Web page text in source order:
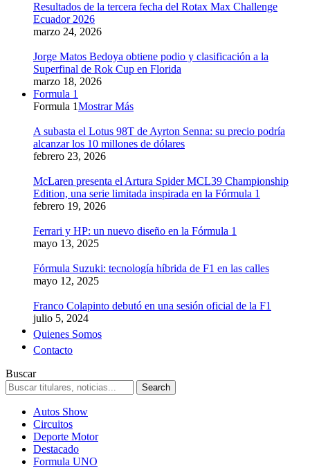
Resultados de la tercera fecha del Rotax Max Challenge
Ecuador 2026
marzo 24, 2026
Jorge Matos Bedoya obtiene podio y clasificación a la
Superfinal de Rok Cup en Florida
marzo 18, 2026
Formula 1
Formula 1Mostrar Más
A subasta el Lotus 98T de Ayrton Senna: su precio podría
alcanzar los 10 millones de dólares
febrero 23, 2026
McLaren presenta el Artura Spider MCL39 Championship
Edition, una serie limitada inspirada en la Fórmula 1
febrero 19, 2026
Ferrari y HP: un nuevo diseño en la Fórmula 1
mayo 13, 2025
Fórmula Suzuki: tecnología híbrida de F1 en las calles
mayo 12, 2025
Franco Colapinto debutó en una sesión oficial de la F1
julio 5, 2024
Quienes Somos
Contacto
Buscar
Autos Show
Circuitos
Deporte Motor
Destacado
Formula UNO